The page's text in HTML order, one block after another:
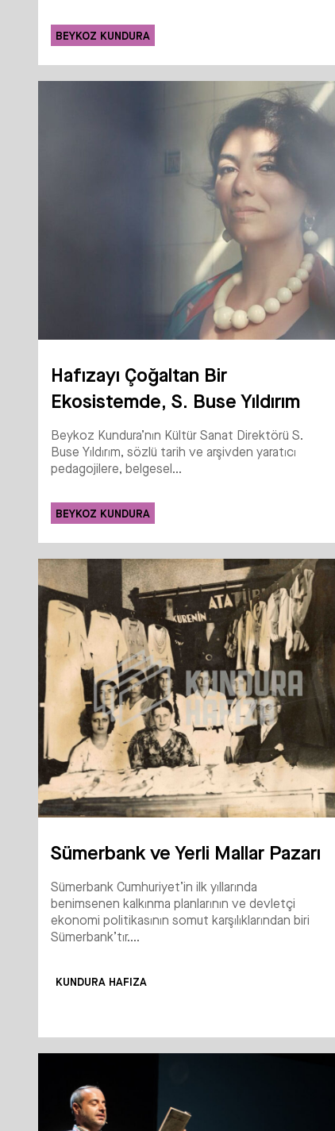
BEYKOZ KUNDURA
Hafızayı Çoğaltan Bir
Ekosistemde, S. Buse Yıldırım
Beykoz Kundura’nın Kültür Sanat Direktörü S.
Buse Yıldırım, sözlü tarih ve arşivden yaratıcı
pedagojilere, belgesel...
BEYKOZ KUNDURA
Sümerbank ve Yerli Mallar Pazarı
Sümerbank Cumhuriyet’in ilk yıllarında
benimsenen kalkınma planlarının ve devletçi
ekonomi politikasının somut karşılıklarından biri
Sümerbank’tır....
KUNDURA HAFIZA